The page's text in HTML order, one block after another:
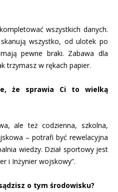
wszystkich danych.
wszystko, od ulotek po
pewne braki. Zabawa dla
trzymasz w rękach papier.
że sprawia Ci to wielką
ale też codzienna, szkolna,
– potrafi być rewelacyjna
wiedzy. Dział sportowy jest
i Inżynier wojskowy”.
o tym środowisku?